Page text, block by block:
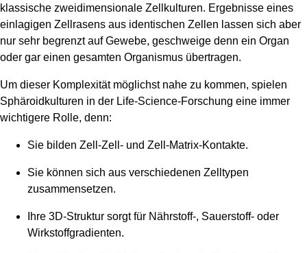
klassische zweidimensionale Zellkulturen. Ergebnisse eines
einlagigen Zellrasens aus identischen Zellen lassen sich aber
nur sehr begrenzt auf Gewebe, geschweige denn ein Organ
oder gar einen gesamten Organismus übertragen.
Um dieser Komplexität möglichst nahe zu kommen, spielen
Sphäroidkulturen in der Life-Science-Forschung eine immer
wichtigere Rolle, denn:
Sie bilden Zell-Zell- und Zell-Matrix-Kontakte.
Sie können sich aus verschiedenen Zelltypen
zusammensetzen.
Ihre 3D-Struktur sorgt für Nährstoff-, Sauerstoff- oder
Wirkstoffgradienten.